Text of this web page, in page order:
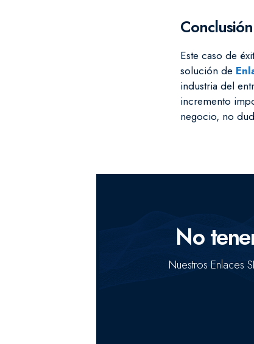
Conclusión
Este caso de
solución de
industria del
incremento
negocio, no
No
Nuestros Enlaces